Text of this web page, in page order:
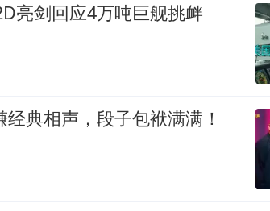
亮剑回应4万吨巨舰挑衅
典相声，段子包袱满满！